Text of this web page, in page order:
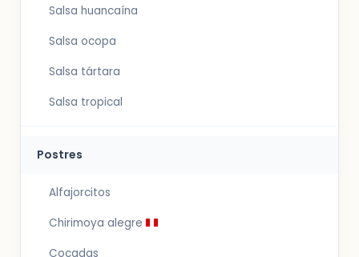
Salsa huancaína
Salsa ocopa
Salsa tártara
Salsa tropical
Postres
Alfajorcitos
Chirimoya alegre
Cocadas